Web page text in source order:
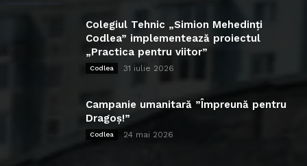
Colegiul Tehnic „Simion Mehedinți
Codlea” implementează proiectul
„Practica pentru viitor”
Codlea 31 iulie 2026
Campanie umanitară ”Împreună pentru
Dragoș!”
Codlea 24 mai 2026